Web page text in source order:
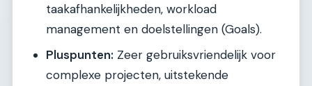
taakafhankelijkheden, workload
management en doelstellingen (Goals).
Pluspunten: Zeer gebruiksvriendelijk voor
complexe projecten, uitstekende